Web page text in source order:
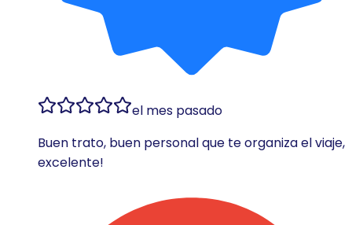
el mes pasado
Buen trato, buen personal que te organiza el viaje,
excelente!